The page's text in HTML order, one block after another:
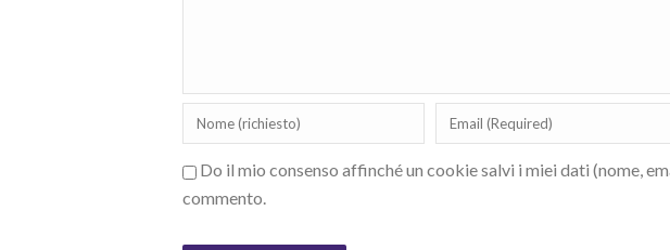
Do il mio consenso affinché un cookie salvi i miei dati (nome,
commento.